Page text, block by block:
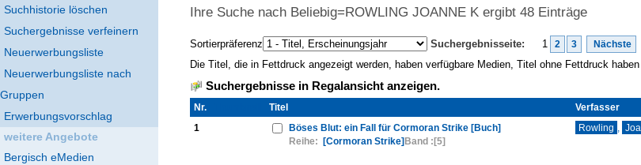
Suchhistorie löschen
Suchergebnisse verfeinern
Neuerwerbungsliste
Neuerwerbungsliste nach
Gruppen
Erwerbungsvorschlag
weitere Angebote
Bergisch eMedien
Ihre Suche nach Beliebig=ROWLING JOANNE K ergibt 48 Einträge
Sortierpräferenz Suchergebnisseite: 1 2 3 Nächste
Die Titel, die in Fettdruck angezeigt werden, haben verfügbare Medien, Titel ohne Fettdruck
Suchergebnisse in Regalansicht anzeigen.
Nr. Titel Verfasser
1
Böses Blut: ein Fall für Cormoran Strike [Buch]
Reihe:
[Cormoran Strike] Band : [5]
Rowling